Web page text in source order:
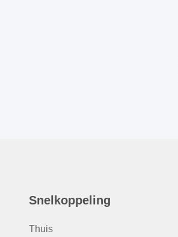
Snelkoppeling
Thuis